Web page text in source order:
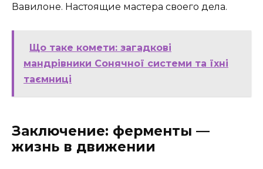
Вавилоне. Настоящие мастера своего дела.
Що таке комети: загадкові
мандрівники Сонячної системи та їхні
таємниці
Заключение: ферменты —
жизнь в движении